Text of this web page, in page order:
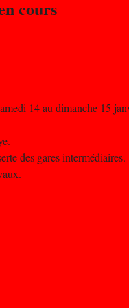
cours
14 au dimanche 15
des gares intermédiaires.